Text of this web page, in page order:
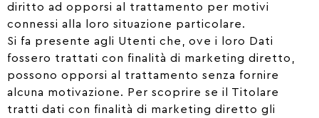
diritto ad opporsi al trattamento per motivi
connessi alla loro situazione particolare.
Si fa presente agli Utenti che, ove i loro Dati
fossero trattati con finalità di marketing diretto,
possono opporsi al trattamento senza fornire
alcuna motivazione. Per scoprire se il Titolare
tratti dati con finalità di marketing diretto gli